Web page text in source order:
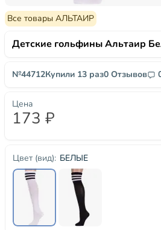
Все товары АЛЬТАИР
Детские гольфины Альтаир
№44712Купили 13 раз0 Отзывов
Цвет (вид): БЕЛЫЕ
Цена
173 ₽